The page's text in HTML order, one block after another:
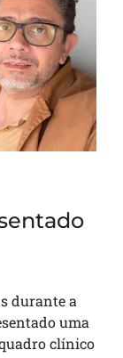
durante a
uma
clínico